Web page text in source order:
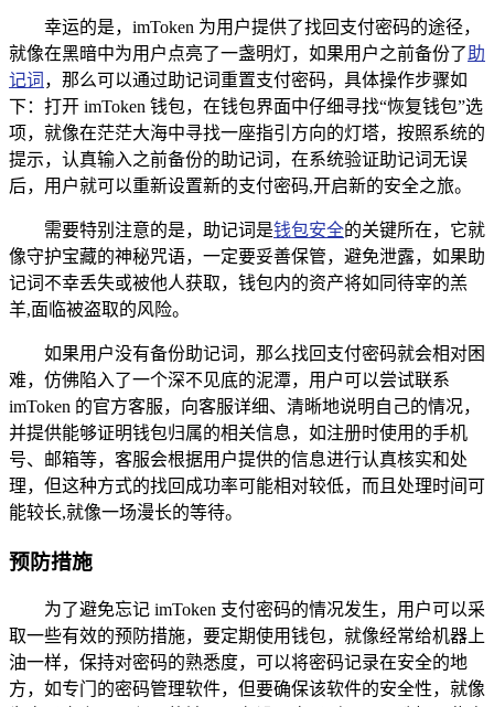
幸运的是，imToken 为用户提供了找回支付密码的途径，
就像在黑暗中为用户点亮了一盏明灯，如果用户之前备份了助
记词 ，那么可以通过助记词重置支付密码，具体操作步骤如
下：打开 imToken 钱包，在钱包界面中仔细寻找“恢复钱包”选
项，就像在茫茫大海中寻找一座指引方向的灯塔，按照系统的
提示，认真输入之前备份的助记词，在系统验证助记词无误
后，用户就可以重新设置新的支付密码,开启新的安全之旅。
需要特别注意的是，助记词是钱包安全的关键所在，它就
像守护宝藏的神秘咒语，一定要妥善保管，避免泄露，如果助
记词不幸丢失或被他人获取，钱包内的资产将如同待宰的羔
羊,面临被盗取的风险。
如果用户没有备份助记词，那么找回支付密码就会相对困
难，仿佛陷入了一个深不见底的泥潭，用户可以尝试联系
imToken 的官方客服，向客服详细、清晰地说明自己的情况，
并提供能够证明钱包归属的相关信息，如注册时使用的手机
号、邮箱等，客服会根据用户提供的信息进行认真核实和处
理，但这种方式的找回成功率可能相对较低，而且处理时间可
能较长,就像一场漫长的等待。
预防措施
为了避免忘记 imToken 支付密码的情况发生，用户可以采
取一些有效的预防措施，要定期使用钱包，就像经常给机器上
油一样，保持对密码的熟悉度，可以将密码记录在安全的地
方，如专门的密码管理软件，但要确保该软件的安全性，就像